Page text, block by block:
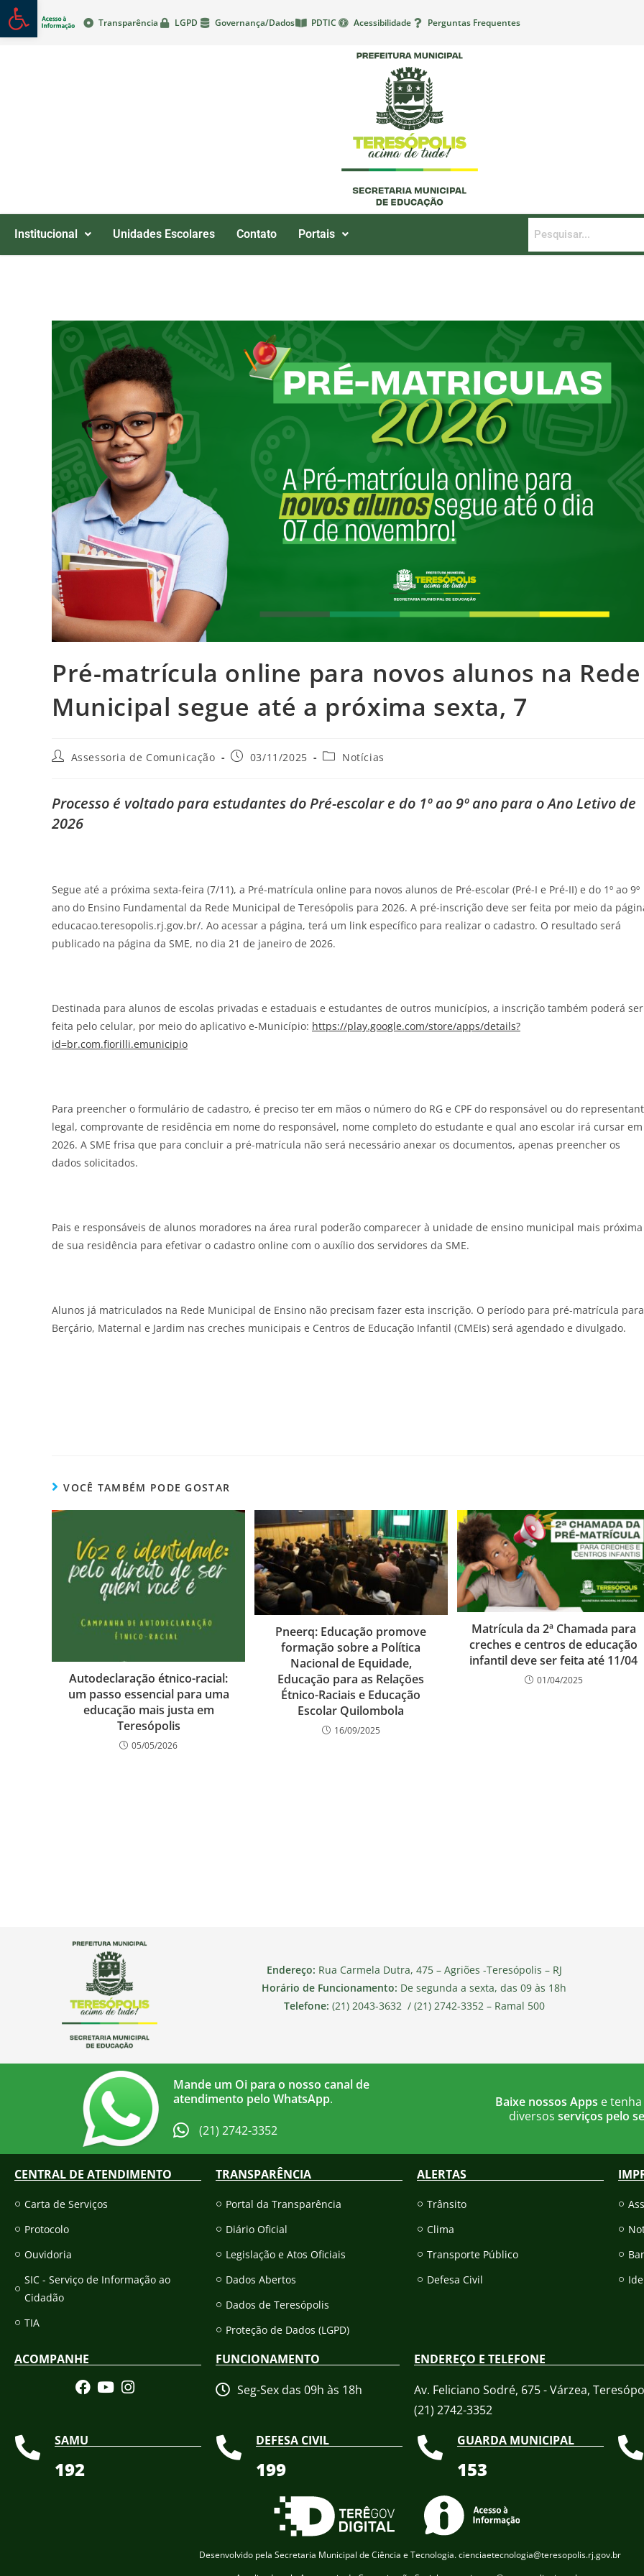
Transparência LGPD Governança/Dados PDTIC Acessibilidade Perguntas Frequentes
Institucional Unidades Escolares Contato Portais
Pré-matrícula online para novos alunos na Rede
Municipal segue até a próxima sexta, 7
Assessoria de Comunicação 03/11/2025 Notícias
Processo é voltado para estudantes do Pré-escolar e do 1º ao 9º ano para o Ano Letivo de
2026
Segue até a próxima sexta-feira (7/11), a Pré-matrícula online para novos alunos de Pré-escolar (Pré-I e Pré-II) e do 1º ao 9º
ano do Ensino Fundamental da Rede Municipal de Teresópolis para 2026. A pré-inscrição deve ser feita por meio da
educacao.teresopolis.rj.gov.br/. Ao acessar a página, terá um link específico para realizar o cadastro. O resultado será
publicado na página da SME, no dia 21 de janeiro de 2026.
Destinada para alunos de escolas privadas e estaduais e estudantes de outros municípios, a inscrição também poderá ser
feita pelo celular, por meio do aplicativo e-Município: https://play.google.com/store/apps/details?
id=br.com.fiorilli.emunicipio
Para preencher o formulário de cadastro, é preciso ter em mãos o número do RG e CPF do responsável ou do
legal, comprovante de residência em nome do responsável, nome completo do estudante e qual ano escolar irá cursar em
2026. A SME frisa que para concluir a pré-matrícula não será necessário anexar os documentos, apenas preencher os
dados solicitados.
Pais e responsáveis de alunos moradores na área rural poderão comparecer à unidade de ensino municipal mais próxima
de sua residência para efetivar o cadastro online com o auxílio dos servidores da SME.
Alunos já matriculados na Rede Municipal de Ensino não precisam fazer esta inscrição. O período para pré-matrícula para
Berçário, Maternal e Jardim nas creches municipais e Centros de Educação Infantil (CMEIs) será agendado e divulgado.
VOCÊ TAMBÉM PODE GOSTAR
Autodeclaração étnico-racial:
um passo essencial para uma
educação mais justa em
Teresópolis
05/05/2026
Pneerq: Educação promove
formação sobre a Política
Nacional de Equidade,
Educação para as Relações
Étnico-Raciais e Educação
Escolar Quilombola
16/09/2025
Matrícula da 2ª Chamada para
creches e centros de educação
infantil deve ser feita até 11/04
01/04/2025
Endereço: Rua Carmela Dutra, 475 – Agriões -Teresópolis – RJ
Horário de Funcionamento: De segunda a sexta, das 09 às 18h
Telefone: (21) 2043-3632 / (21) 2742-3352 – Ramal 500
Mande um Oi para o nosso canal de
atendimento pelo WhatsApp.
(21) 2742-3352​
Baixe nossos Apps e
diversos serviços pelo
CENTRAL DE ATENDIMENTO
Carta de Serviços
Protocolo
Ouvidoria
SIC - Serviço de Informação ao
Cidadão
TIA
TRANSPARÊNCIA
Portal da Transparência
Diário Oficial
Legislação e Atos Oficiais
Dados Abertos
Dados de Teresópolis
Proteção de Dados (LGPD)
ALERTAS
Trânsito
Clima
Transporte Público
Defesa Civil
ACOMPANHE
FUNCIONAMENTO
Seg-Sex das 09h às 18h
ENDEREÇO E TELEFONE
Av. Feliciano Sodré, 675 - Várzea,
(21) 2742-3352​
SAMU
192
DEFESA CIVIL
199
GUARDA MUNICIPAL
153
Desenvolvido pela Secretaria Municipal de Ciência e Tecnologia. cienciaetecnologia@teresopolis.rj.gov.br